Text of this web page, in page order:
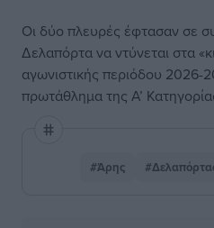
Οι δύο πλευρές έφτασαν σε
Δελαπόρτα να ντύνεται στα
αγωνιστικής περιόδου 2026-
πρωτάθλημα της Α’
#Άρης